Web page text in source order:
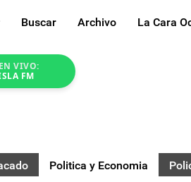
Buscar Archivo La Cara
VIVO:
FM
Politica y Economia